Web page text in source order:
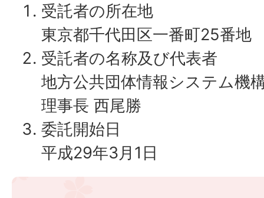
受託者の所在地
東京都千代田区一番町25番地
受託者の名称及び代表者
地方公共団体情報システム機
理事長 西尾勝
委託開始日
平成29年3月1日